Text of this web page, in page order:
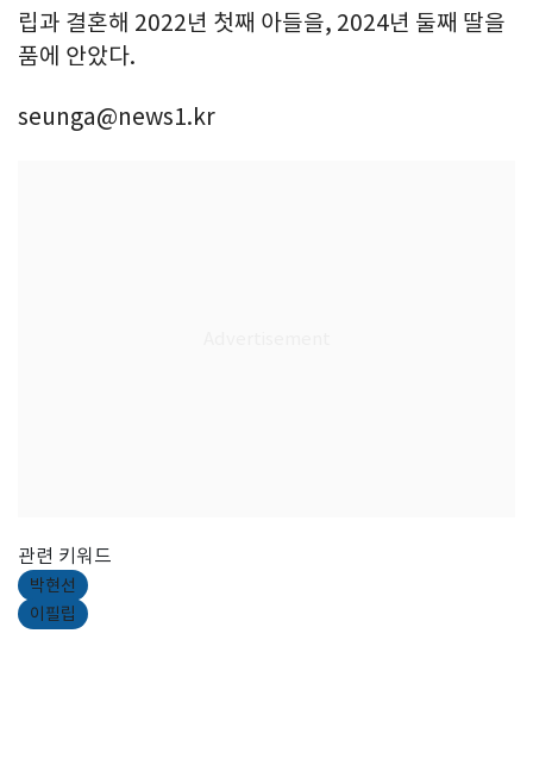
립과 결혼해 2022년 첫째 아들을, 2024년 둘째 딸을
품에 안았다.
seunga@news1.kr
관련 키워드
박현선
이필립